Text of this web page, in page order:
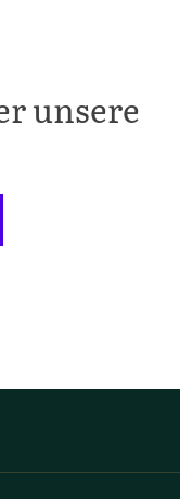
unsere